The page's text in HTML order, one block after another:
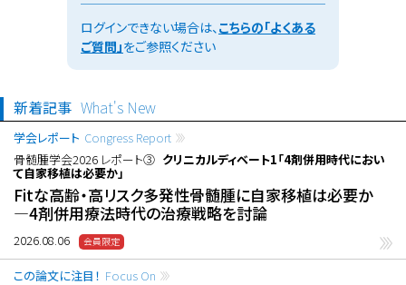
ログインできない場合は、こちらの「よくある
ご質問」をご参照ください
新着記事 What's New
学会レポート Congress Report
骨髄腫学会2026 レポート③ クリニカルディベート1「4剤併用時代におい
て自家移植は必要か」
Fitな高齢・高リスク多発性骨髄腫に自家移植は必要か
―4剤併用療法時代の治療戦略を討論
2026.08.06
この論文に注目！ Focus On